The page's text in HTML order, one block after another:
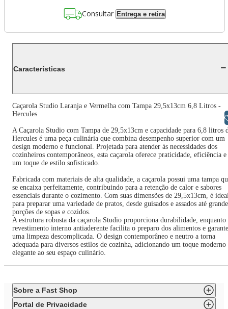
Consultar Entrega e retira
Características
Caçarola Studio Laranja e Vermelha com Tampa 29,5x13cm 6,8 Litros -
Hercules
A Caçarola Studio com Tampa de 29,5x13cm e capacidade para 6,8 litros
Hercules é uma peça culinária que combina desempenho superior com um
design moderno e funcional. Projetada para atender às necessidades dos
cozinheiros contemporâneos, esta caçarola oferece praticidade, eficiência e
um toque de estilo sofisticado.
Fabricada com materiais de alta qualidade, a caçarola possui uma tampa
se encaixa perfeitamente, contribuindo para a retenção de calor e sabores
essenciais durante o cozimento. Com suas dimensões de 29,5x13cm, é
para preparar uma variedade de pratos, desde guisados e assados até
porções de sopas e cozidos.
A estrutura robusta da caçarola Studio proporciona durabilidade, enquanto
revestimento interno antiaderente facilita o preparo dos alimentos e garante
uma limpeza descomplicada. O design contemporâneo e neutro a torna
adequada para diversos estilos de cozinha, adicionando um toque moderno
elegante ao seu espaço culinário.
Sobre a Fast Shop
Portal de Privacidade